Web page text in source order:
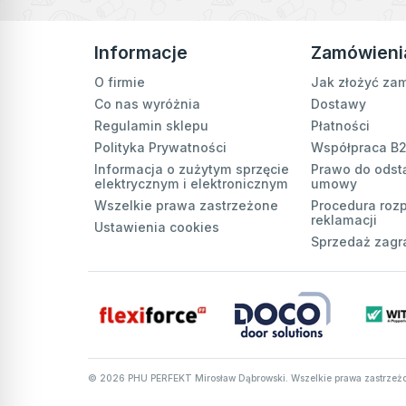
Informacje
O firmie
Co nas wyróżnia
Regulamin sklepu
Polityka Prywatności
Informacja o zużytym sprzęcie
elektrycznym i elektronicznym
Wszelkie prawa zastrzeżone
Ustawienia cookies
Jak złożyć
Dostawy
Płatności
Współpraca
Prawo do
umowy
Procedura
reklamacji
Sprzedaż
© 2026 PHU PERFEKT Mirosław Dąbrowski. Wszelkie prawa